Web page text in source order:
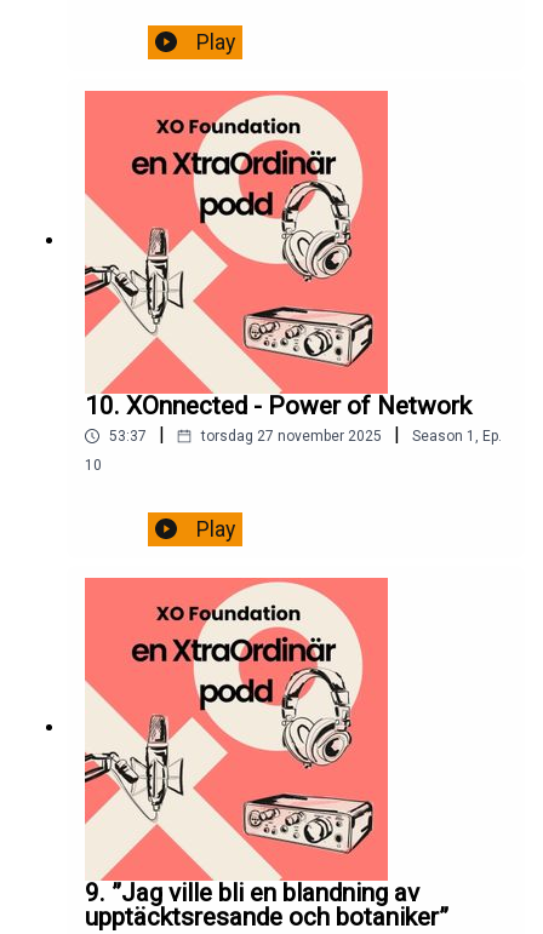
Play
10. XOnnected - Power of Network
53:37 torsdag 27 november 2025 Season 1 , Ep.
10
Play
9. ”Jag ville bli en blandning av
upptäcktsresande och botaniker”